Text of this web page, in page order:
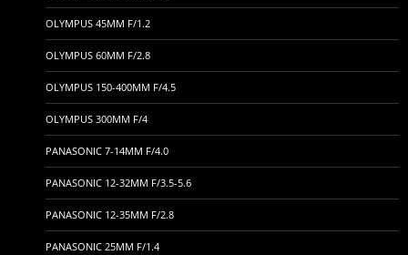
OLYMPUS 45MM F/1.2
OLYMPUS 60MM F/2.8
OLYMPUS 150-400MM F/4.5
OLYMPUS 300MM F/4
PANASONIC 7-14MM F/4.0
PANASONIC 12-32MM F/3.5-5.6
PANASONIC 12-35MM F/2.8
PANASONIC 25MM F/1.4